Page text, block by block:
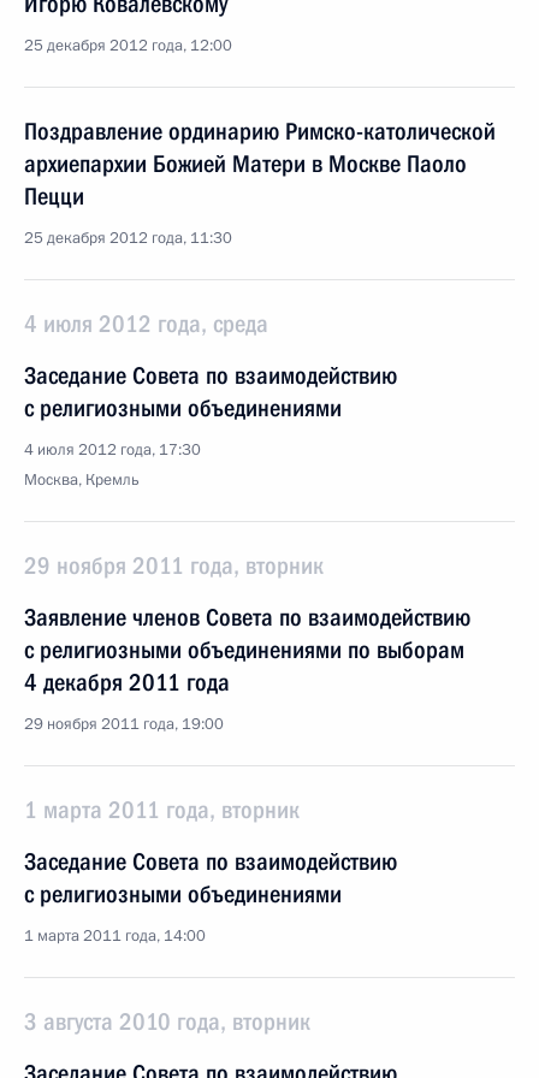
25 декабря 2012 года, 12:00
Поздравление ординарию Римско-католической
архиепархии Божией Матери в Москве Паоло
Пецци
25 декабря 2012 года, 11:30
4 июля 2012 года, среда
Заседание Совета по взаимодействию
с религиозными объединениями
4 июля 2012 года, 17:30
Москва, Кремль
29 ноября 2011 года, вторник
Заявление членов Совета по взаимодействию
с религиозными объединениями по выборам
4 декабря 2011 года
29 ноября 2011 года, 19:00
1 марта 2011 года, вторник
Заседание Совета по взаимодействию
с религиозными объединениями
1 марта 2011 года, 14:00
3 августа 2010 года, вторник